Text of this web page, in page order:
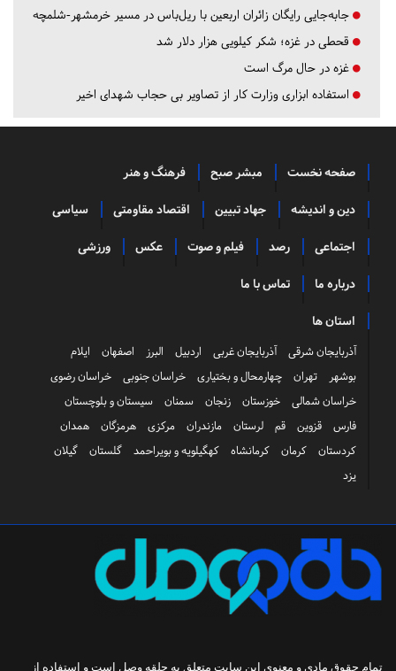
جابه‌جایی رایگان زائران اربعین با ریل‌باس در مسیر خرمشهر-شلمچه
قحطی در غزه؛ شکر کیلویی هزار دلار شد
غزه در حال مرگ است
استفاده ابزاری وزارت کار از تصاویر بی حجاب شهدای اخیر
صفحه نخست مبشر صبح فرهنگ و هنر
دین و اندیشه جهاد تبیین اقتصاد مقاومتی سیاسی
اجتماعی رصد فیلم و صوت عکس ورزشی
درباره ما تماس با ما
استان ها
آذربایجان شرقی آذربایجان غربی اردبیل البرز اصفهان
ایلام
بوشهر
تهران چهارمحال و بختیاری خراسان جنوبی
خراسان رضوی
خراسان شمالی
خوزستان زنجان سمنان
سیستان و بلوچستان
فارس
قزوین قم لرستان مازندران مرکزی هرمزگان
همدان
کردستان
کرمان کرمانشاه کهگیلویه و بویراحمد گلستان
گیلان
یزد
تمام حقوق مادی و معنوی این سایت متعلق به حلقه وصل است و استفاده از